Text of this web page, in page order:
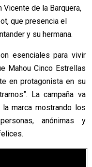
Vicente de la Barquera,
que presencia el
y su hermana.
esenciales para vivir
Mahou Cinco Estrellas
en protagonista en su
La campaña va
marca mostrando los
anónimas y